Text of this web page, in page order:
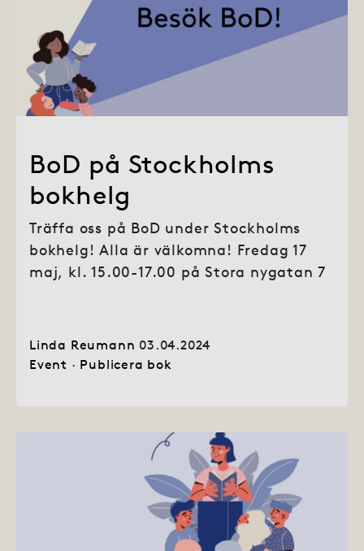
BoD på Stockholms
bokhelg
Träffa oss på BoD under Stockholms
bokhelg! Alla är välkomna! Fredag 17
maj, kl. 15.00-17.00 på Stora nygatan 7
Linda Reumann 03.04.2024
Event · Publicera bok